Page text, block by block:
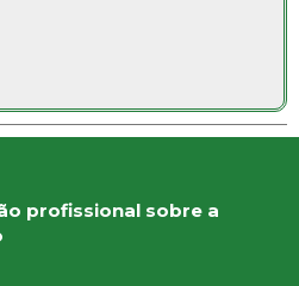
profissional sobre a